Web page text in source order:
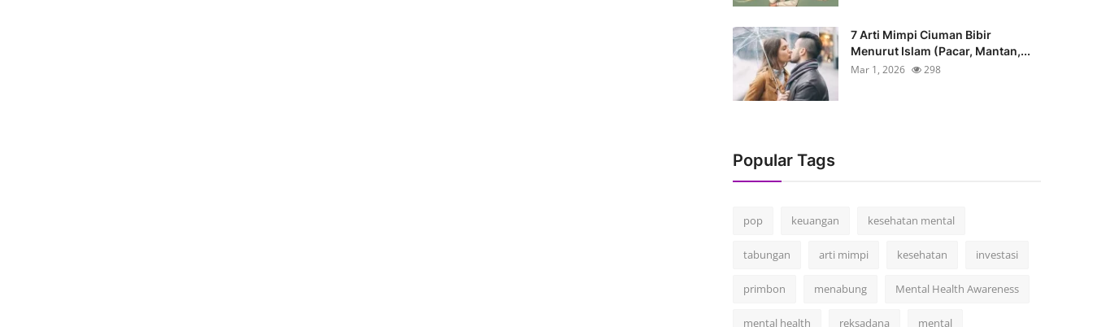
7 Arti Mimpi Ciuman Bibir
Menurut Islam (Pacar, Mantan,...
Mar 1, 2026
298
Popular Tags
pop keuangan kesehatan mental
tabungan arti mimpi kesehatan investasi
primbon menabung Mental Health Awareness
mental health reksadana mental